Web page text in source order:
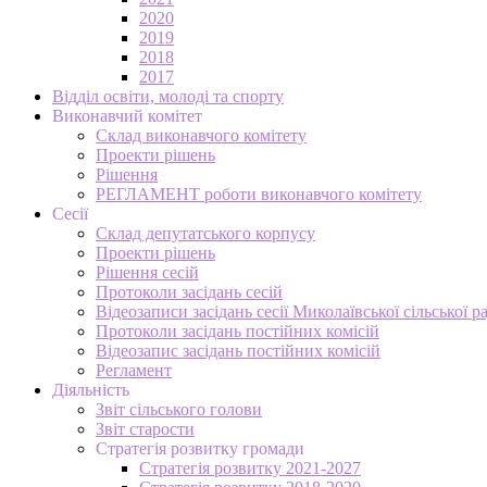
2020
2019
2018
2017
Відділ освіти, молоді та спорту
Виконавчий комітет
Склад виконавчого комітету
Проекти рішень
Рішення
РЕГЛАМЕНТ роботи виконавчого комітету
Сесії
Склад депутатського корпусу
Проекти рішень
Рішення сесій
Протоколи засідань сесій
Відеозаписи засідань сесії Миколаївської сільської
Протоколи засідань постійних комісій
Відеозапис засідань постійних комісій
Регламент
Діяльність
Звіт сільського голови
Звіт старости
Стратегія розвитку громади
Стратегія розвитку 2021-2027